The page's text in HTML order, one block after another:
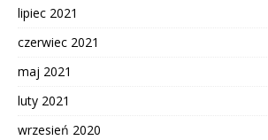
lipiec 2021
czerwiec 2021
maj 2021
luty 2021
wrzesień 2020